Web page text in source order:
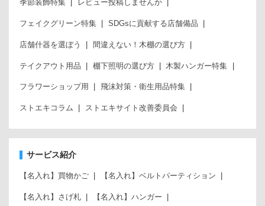
季節装飾特集 レビュー投稿しませんか
フェイクグリーン特集 SDGsに貢献する店舗備品
店舗什器を選ぼう 間違えない！木棚の選び方
テイクアウト用品 棚下照明の選び方 木製ハンガー特集
フラワーショップ用 飛沫対策・衛生用品特集
ストエキコラム ストエキサイト改善委員会
サービス紹介
【名入れ】買物かご 【名入れ】ベルトパーティション
【名入れ】さげ札 【名入れ】ハンガー